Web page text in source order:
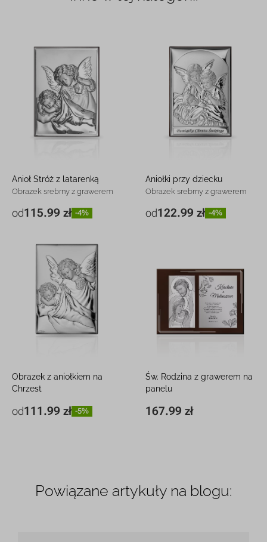
Anioł Stróż z latarenką
Obrazek srebrny z grawerem
od115.99 zł -4%
6 x 9 cm 115.99 zł
Aniołki przy dziecku
Obrazek srebrny z grawerem
od122.99 zł -4%
6 x 9 cm 122.99 zł
Obrazek z aniołkiem na
Chrzest
od111.99 zł -5%
6 x 9 cm 111.99 zł
Św. Rodzina z grawerem na
panelu
167.99 zł
20 x 15 cm
Powiązane artykuły na blogu: